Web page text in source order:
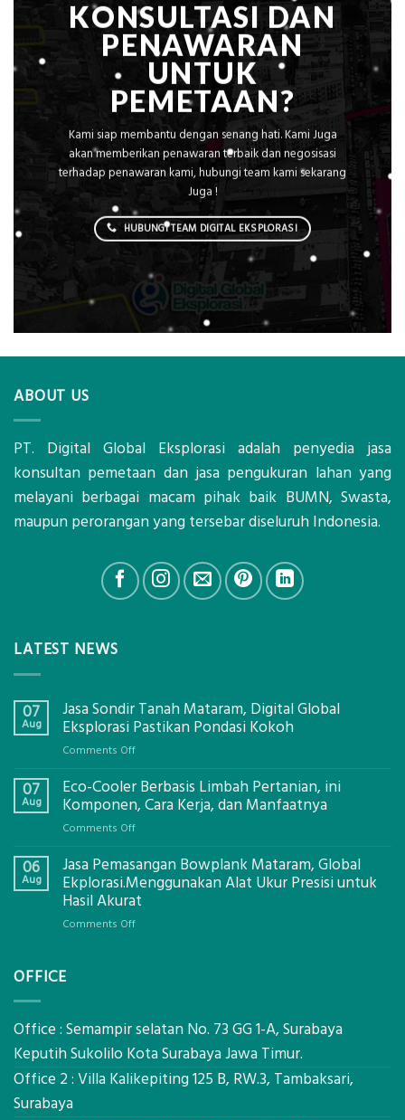
KONSULTASI DAN
PENAWARAN
UNTUK
PEMETAAN?
Kami siap membantu dengan senang hati. Kami Juga
akan memberikan penawaran terbaik dan negosisasi
terhadap penawaran kami, hubungi team kami sekarang
Juga !
HUBUNGI TEAM DIGITAL EKSPLORASI
ABOUT US
PT. Digital Global Eksplorasi adalah penyedia jasa
konsultan pemetaan dan jasa pengukuran lahan yang
melayani berbagai macam pihak baik BUMN, Swasta,
maupun perorangan yang tersebar diseluruh Indonesia.
LATEST NEWS
07
Aug
Jasa Sondir Tanah Mataram, Digital Global
Eksplorasi Pastikan Pondasi Kokoh
Comments Offon
Sondir
Tanah
Eksplorasi
Pastikan
Pondasi
Kokoh
07
Aug
Eco-Cooler Berbasis Limbah Pertanian, ini
Komponen, Cara Kerja, dan Manfaatnya
Comments Offon
Cooler
Berbasis
Limbah
06
Aug
Jasa Pemasangan Bowplank Mataram, Global
Ekplorasi.Menggunakan Alat Ukur Presisi untuk
Hasil Akurat
Comments Offon
Ekplorasi.Menggunakan
Ukur
Presisi
OFFICE
Office : Semampir selatan No. 73 GG 1-A, Surabaya
Keputih Sukolilo Kota Surabaya Jawa Timur.
Office 2 : Villa Kalikepiting 125 B, RW.3, Tambaksari,
Surabaya